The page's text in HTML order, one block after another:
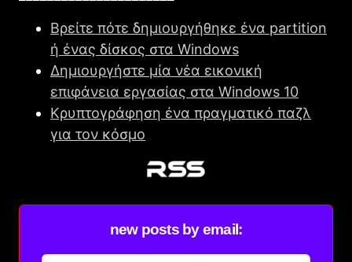
Βρείτε πότε δημιουργήθηκε ένα partition
ή ένας δίσκος στα Windows
Δημιουργήστε μία νέα εικονική
επιφάνεια εργασίας στα Windows 10
Κρυπτογράφηση ένα πραγματικό παζλ
για τον κόσμο
new posts by email: